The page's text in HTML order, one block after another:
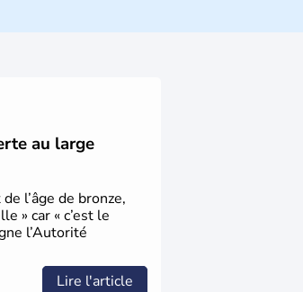
au large
l’âge de bronze,
» car « c’est le
l’Autorité
Lire l'article